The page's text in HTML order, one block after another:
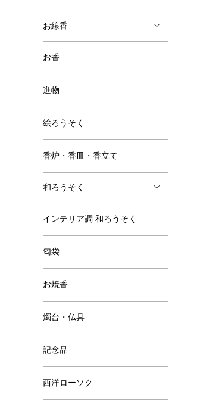
お線香
お香
進物
絵ろうそく
香炉・香皿・香立て
和ろうそく
インテリア調 和ろうそく
匂袋
お焼香
燭台・仏具
記念品
西洋ローソク